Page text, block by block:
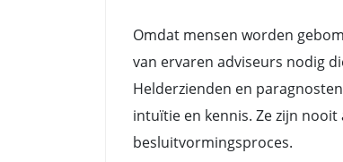
Omdat mensen worden
van ervaren adviseurs nodig
Helderzienden en
intuïtie en kennis. Ze zijn
besluitvormingsproces.